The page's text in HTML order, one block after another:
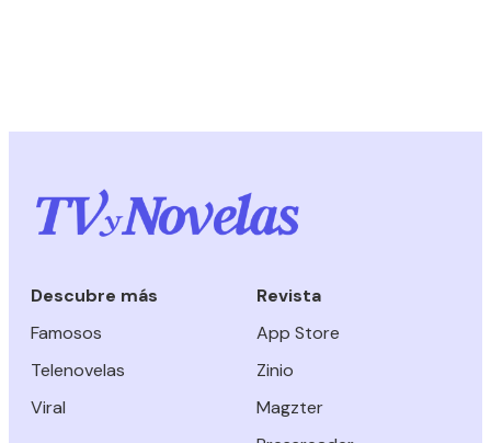
Descubre más
Famosos
Telenovelas
Viral
Revista
App Store
Zinio
Magzter